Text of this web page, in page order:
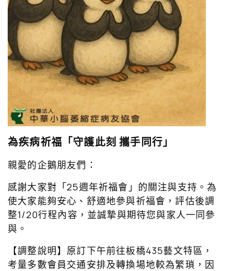
為疾病祈福「守護此刻 攜手同行」
親愛的企鵝朋友們：
感謝大家對「25週年祈福會」的關注與支持。為
使大家能夠安心、舒適地參與祈福會，評估後調
整1/20行程內容，並誠摯與期待您與家人一同參
與。
【調整說明】原訂下午前往板橋435藝文特區，
考量多數會員交通安排及轉換場地較為繁瑣，因